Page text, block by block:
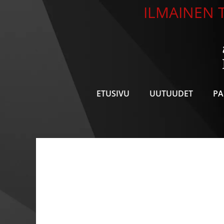
ILMAINEN
ETUSIVU UUTUUDET